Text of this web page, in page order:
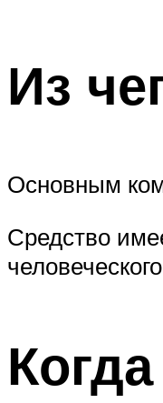
Из
Основным
Средство